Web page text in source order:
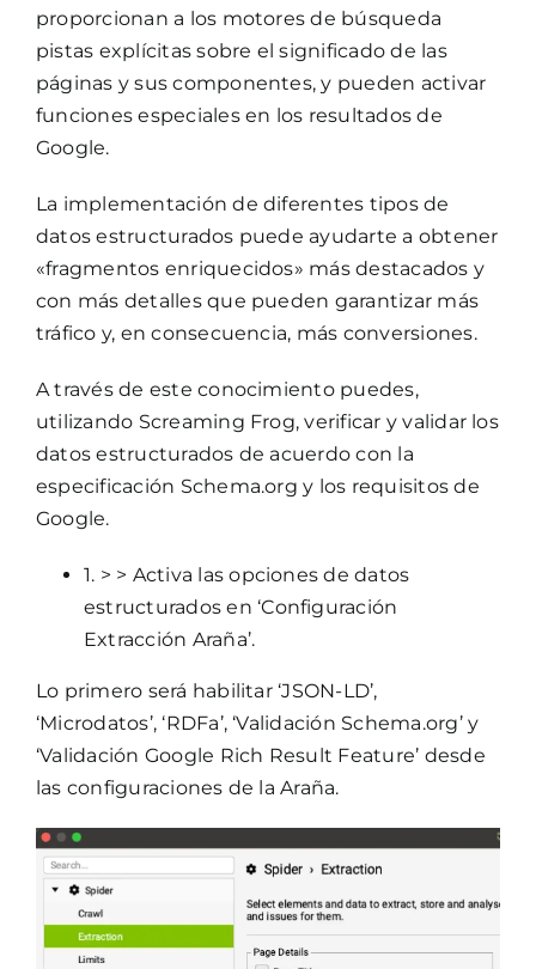
proporcionan a los motores de búsqueda
pistas explícitas sobre el significado de las
páginas y sus componentes, y pueden activar
funciones especiales en los resultados de
Google.
La implementación de diferentes tipos de
datos estructurados puede ayudarte a obtener
«fragmentos enriquecidos» más destacados y
con más detalles que pueden garantizar más
tráfico y, en consecuencia, más conversiones.
A través de este conocimiento puedes,
utilizando Screaming Frog, verificar y validar los
datos estructurados de acuerdo con la
especificación Schema.org y los requisitos de
Google.
1. > > Activa las opciones de datos
estructurados en ‘Configuración
Extracción Araña’.
Lo primero será habilitar ‘JSON-LD’,
‘Microdatos’, ‘RDFa’, ‘Validación Schema.org’ y
‘Validación Google Rich Result Feature’ desde
las configuraciones de la Araña.